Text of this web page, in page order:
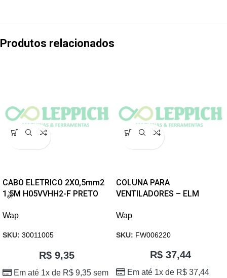
Produtos relacionados
CABO ELETRICO 2X0,5mm2
1,5M H05VVHH2-F PRETO
Wap
SKU: 30011005
R$ 9,35
Em até 1x de R$ 9,35 sem
COLUNA PARA
VENTILADORES – ELM
Wap
SKU: FW006220
R$37,44
Em até 1x de R$ 37,44